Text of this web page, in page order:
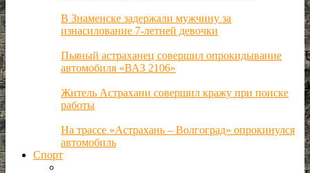
В Знаменске задержали мужчину за
изнасилование 7-летней девочки
Пьяный астраханец совершил опрокидывание
автомобиля «ВАЗ 2106»
Житель Астрахани совершил кражу при поиске
работы
На трассе «Астрахань – Волгоград» опрокинулся
автомобиль
Спорт